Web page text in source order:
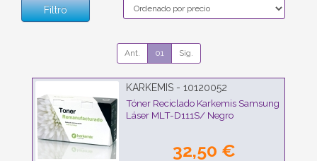
Filtro
Ant. 01 Sig.
KARKEMIS - 10120052
Tóner Reciclado Karkemis Samsung
Láser MLT-D111S/ Negro
32,50 €